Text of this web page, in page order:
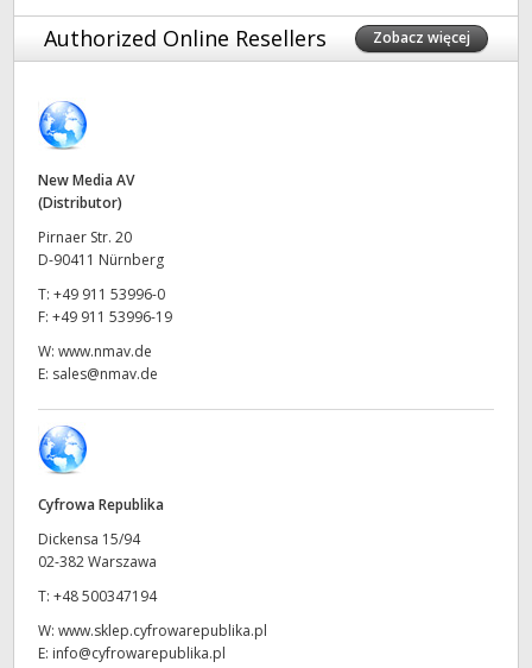
Denmark
Finland
Germany
India
Italy
Japan
New Zealand
Authorized Online Resellers Zobacz więcej
New Media AV
(Distributor)
Pirnaer Str. 20
D-90411 Nürnberg
T: +49 911 53996-0
F: +49 911 53996-19
W: www.nmav.de
E: sales@nmav.de
Cyfrowa Republika
Dickensa 15/94
02-382 Warszawa
T: +48 500347194
W: www.sklep.cyfrowarepublika.pl
E: info@cyfrowarepublika.pl